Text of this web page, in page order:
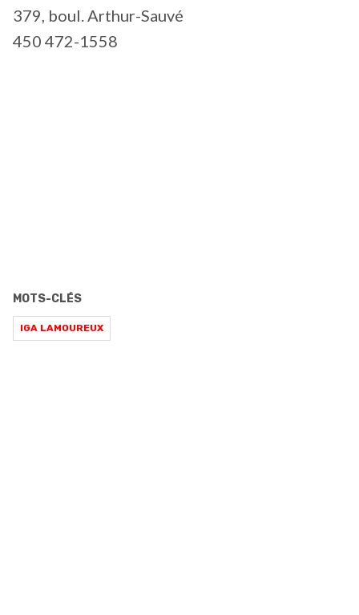
379, boul. Arthur-Sauvé
450 472-1558
MOTS-CLÉS
IGA LAMOUREUX